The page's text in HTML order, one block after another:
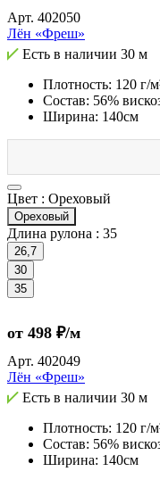
Арт. 402050
Лён «Фреш»
Есть в наличии 30 м
Плотность: 120 г/
Состав: 56%
Ширина: 140см
Цвет : Ореховый
Ореховый
Длина рулона : 35
26,7
30
35
от 498 ₽/м
Арт. 402049
Лён «Фреш»
Есть в наличии 30 м
Плотность: 120 г/
Состав: 56%
Ширина: 140см